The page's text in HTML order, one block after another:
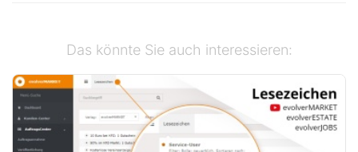
Das könnte Sie auch interessieren: